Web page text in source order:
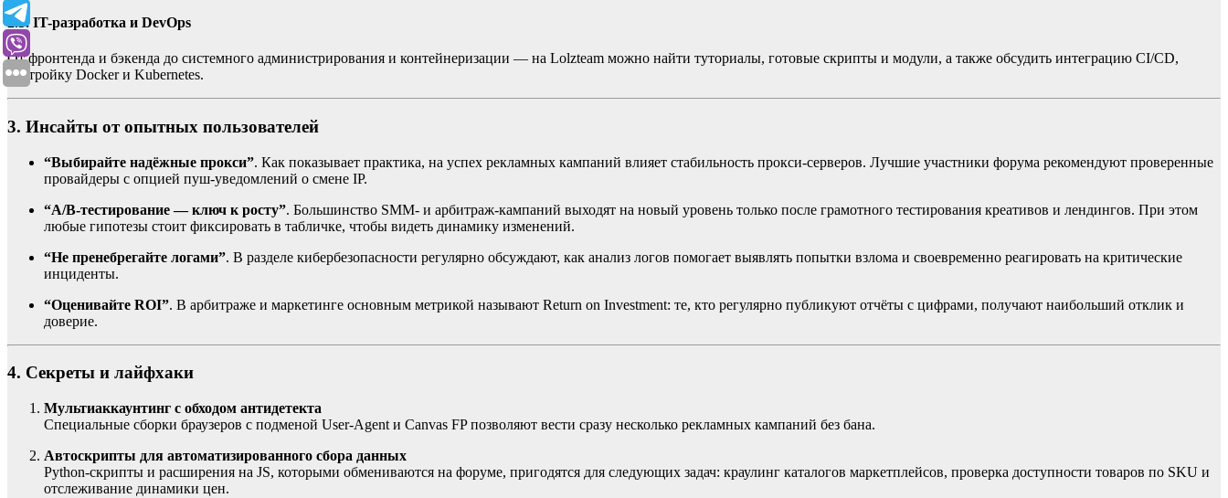
2.5. IT-разработка и DevOps
От фронтенда и бэкенда до системного администрирования и контейнеризации — на Lolzteam можно найти туториалы, готовые скрипты и модули, а также обсудить интеграцию CI/CD,
настройку Docker и Kubernetes.
3. Инсайты от опытных пользователей
“Выбирайте надёжные прокси”. Как показывает практика, на успех рекламных кампаний влияет стабильность прокси-серверов. Лучшие участники форума рекомендуют проверенные
провайдеры с опцией пуш-уведомлений о смене IP.
“А/В-тестирование — ключ к росту”. Большинство SMM- и арбитраж-кампаний выходят на новый уровень только после грамотного тестирования креативов и лендингов. При этом
любые гипотезы стоит фиксировать в табличке, чтобы видеть динамику изменений.
“Не пренебрегайте логами”. В разделе кибербезопасности регулярно обсуждают, как анализ логов помогает выявлять попытки взлома и своевременно реагировать на критические
инциденты.
“Оценивайте ROI”. В арбитраже и маркетинге основным метрикой называют Return on Investment: те, кто регулярно публикуют отчёты с цифрами, получают наибольший отклик и
доверие.
4. Секреты и лайфхаки
Мультиаккаунтинг с обходом антидетекта
Специальные сборки браузеров с подменой User-Agent и Canvas FP позволяют вести сразу несколько рекламных кампаний без бана.
Автоскрипты для автоматизированного сбора данных
Python-скрипты и расширения на JS, которыми обмениваются на форуме, пригодятся для следующих задач: краулинг каталогов маркетплейсов, проверка доступности товаров по SKU и
отслеживание динамики цен.